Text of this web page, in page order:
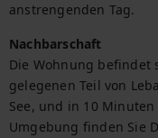
anstrengenden Tag.
Nachbarschaft
Die Wohnung befindet
gelegenen Teil von
See, und in 10
Umgebung finden Sie